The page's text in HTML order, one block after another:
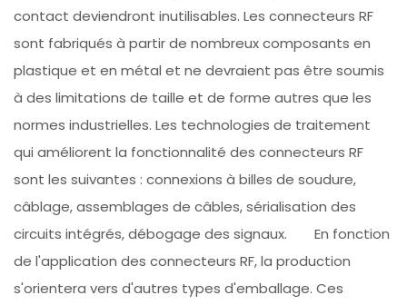
contact deviendront inutilisables. Les connecteurs RF
sont fabriqués à partir de nombreux composants en
plastique et en métal et ne devraient pas être soumis
à des limitations de taille et de forme autres que les
normes industrielles. Les technologies de traitement
qui améliorent la fonctionnalité des connecteurs RF
sont les suivantes : connexions à billes de soudure,
câblage, assemblages de câbles, sérialisation des
circuits intégrés, débogage des signaux. En fonction
de l'application des connecteurs RF, la production
s'orientera vers d'autres types d'emballage. Ces